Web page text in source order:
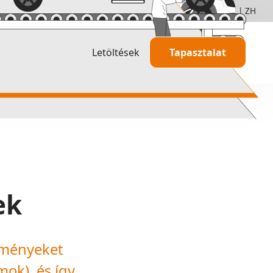
+49 5251 68262-00 DE | EN | FR | HU | IT | ZH
Információ
TAKTIQ használatban
Letöltések Tapasztalat